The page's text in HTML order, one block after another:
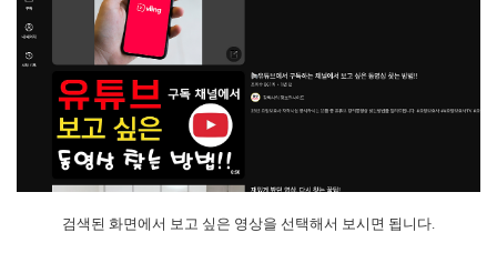
검색된 화면에서 보고 싶은 영상을 선택해서 보시면 됩니다.